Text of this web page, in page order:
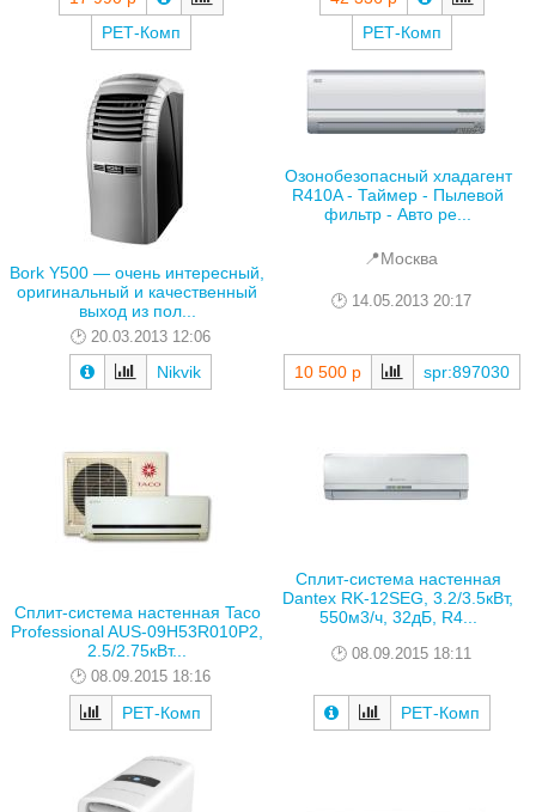
РЕТ-Комп
РЕТ-Комп
Bork Y500 — очень интересный,
оригинальный и качественный
выход из пол...
20.03.2013 12:06
Nikvik
Озонобезопасный хладагент
R410A - Таймер - Пылевой
фильтр - Авто ре...
📍Москва
14.05.2013 20:17
10 500 р spr:897030
Сплит-система настенная Taco
Prоfessional AUS-09H53R010P2,
2.5/2.75кВт...
08.09.2015 18:16
РЕТ-Комп
Сплит-система настенная
Dantex RK-12SEG, 3.2/3.5кВт,
550м3/ч, 32дБ, R4...
08.09.2015 18:11
РЕТ-Комп